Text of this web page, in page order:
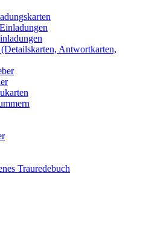
Antwortkarten,
Trauredebuch